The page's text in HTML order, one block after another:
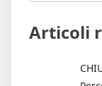
Articoli